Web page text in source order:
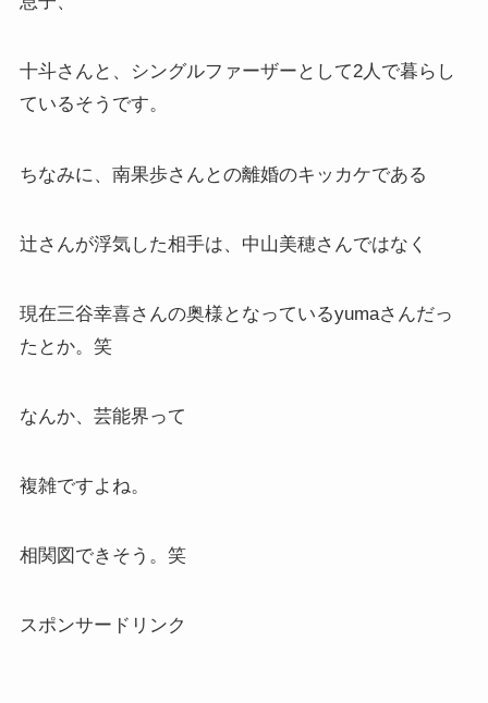
十斗さんと、シングルファーザーとして2人で暮らし
ているそうです。
ちなみに、南果歩さんとの離婚のキッカケである
辻さんが浮気した相手は、中山美穂さんではなく
現在三谷幸喜さんの奥様となっているyumaさんだっ
たとか。笑
なんか、芸能界って
複雑ですよね。
相関図できそう。笑
スポンサードリンク